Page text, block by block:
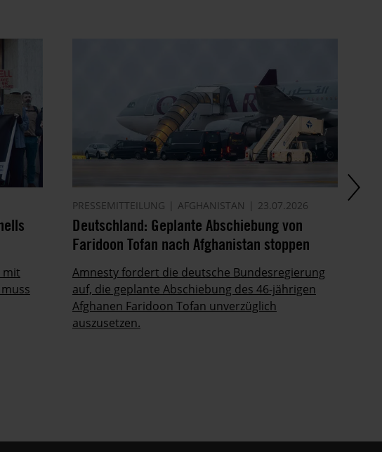
mit
PRESSEMITTEILUNG AFGHANISTAN 23.07.2026
Deutschland: Geplante Abschiebung von
Faridoon Tofan nach Afghanistan stoppen
Amnesty fordert die deutsche Bundesregierung
auf, die geplante Abschiebung des 46-jährigen
Afghanen Faridoon Tofan unverzüglich
auszusetzen.